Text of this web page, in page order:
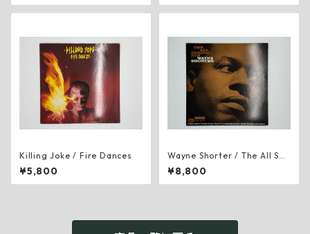
Killing Joke ‎/ Fire Dances
¥5,800
Wayne Shorter / The All See
ing Eye
¥8,800